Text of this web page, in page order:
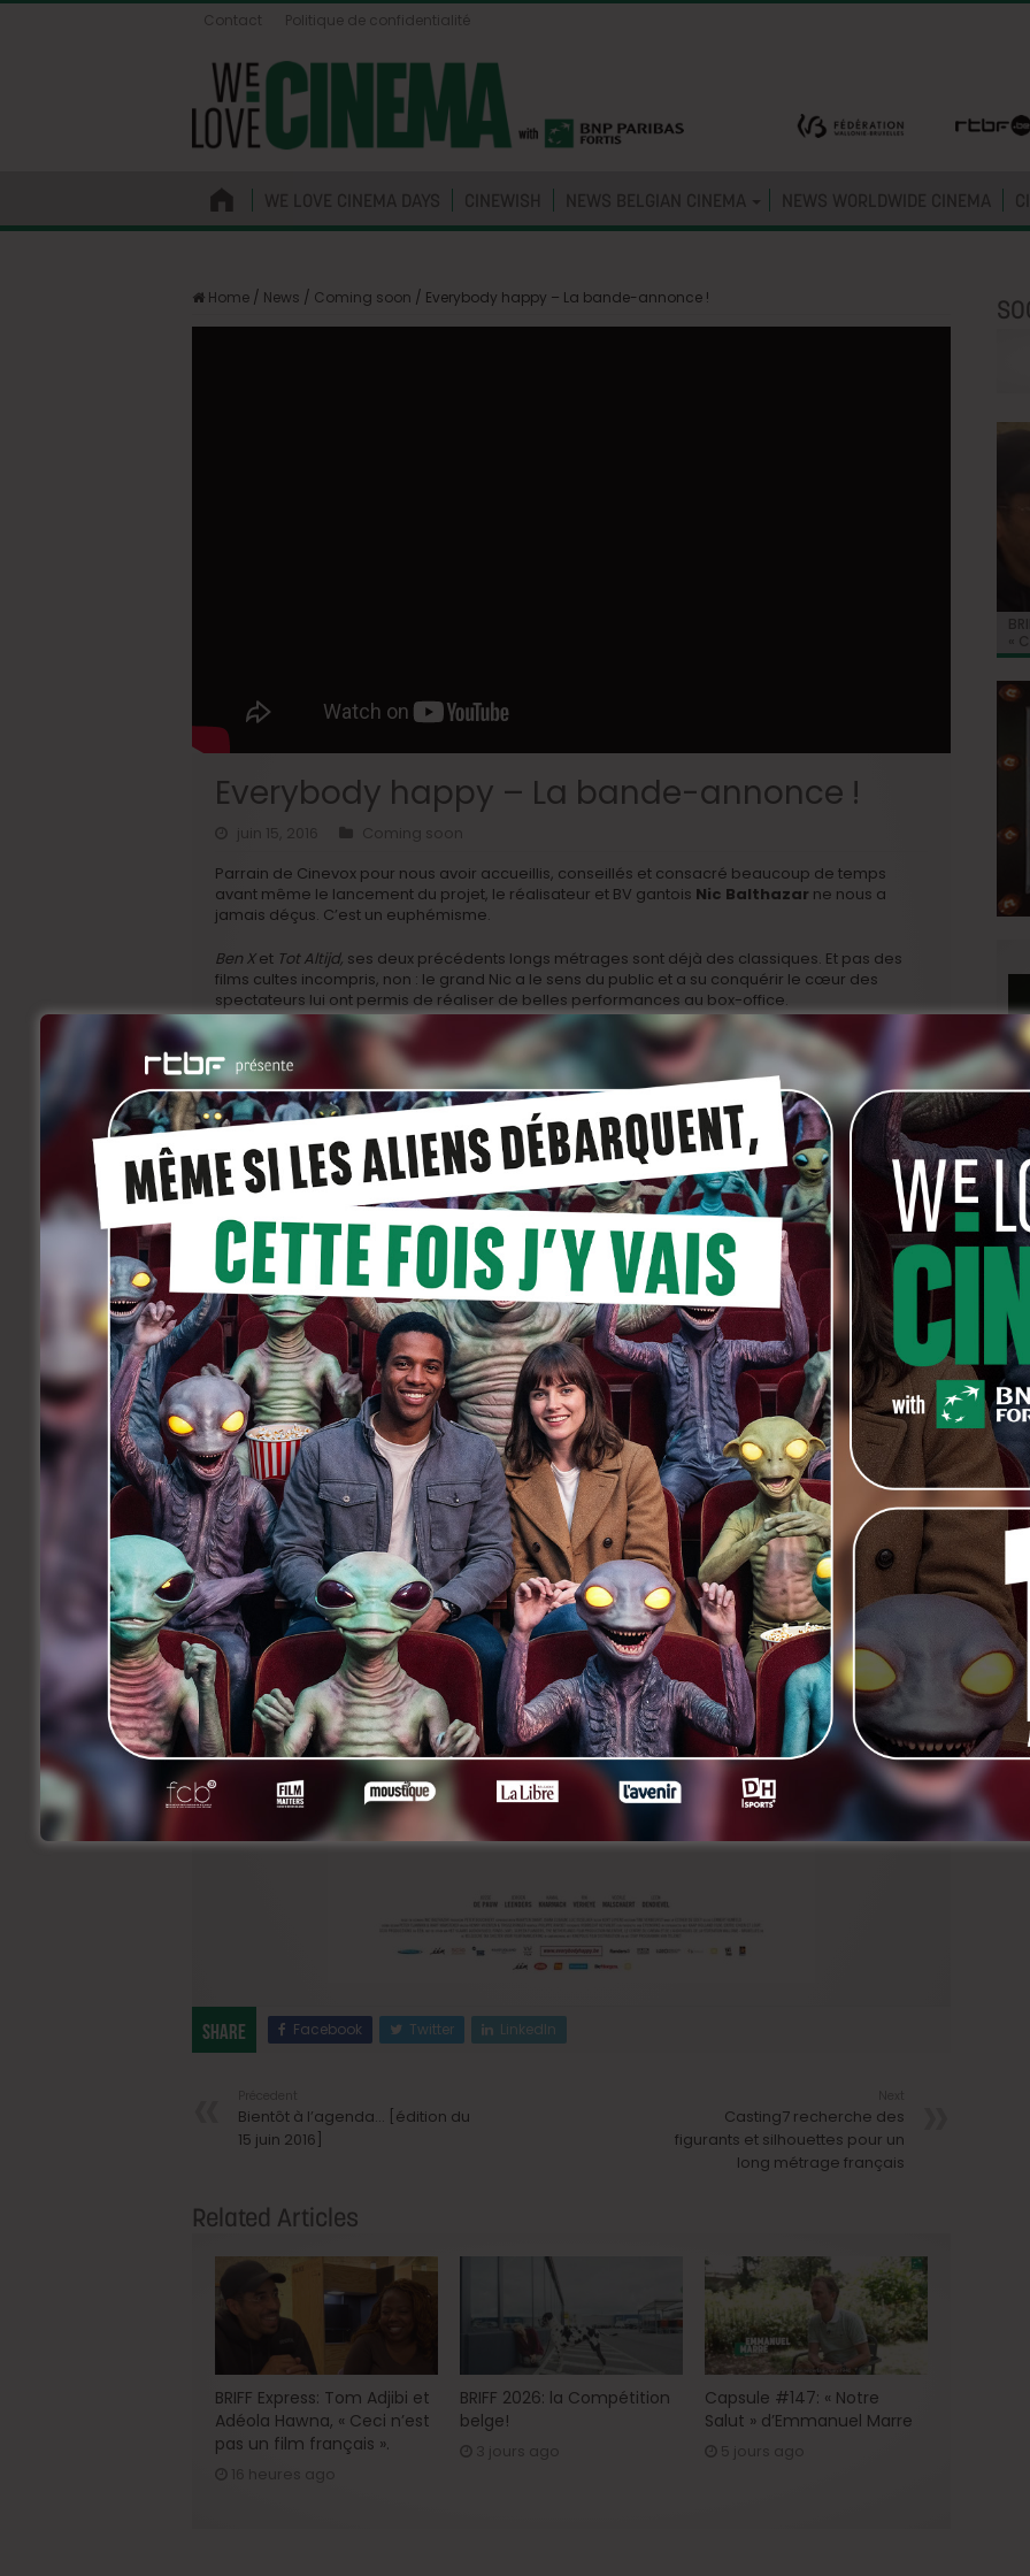
Contact Politique de confidentialité
WE LOVE CINEMA DAYS CINEWISH NEWS BELGIAN CINEMA NEWS WORLDWIDE CINEMA
Home / News / Coming soon / Everybody happy – La bande-annonce !
Everybody happy – La bande-annonce !
juin 15, 2016
Coming soon
Parrain de Cinevox pour nous avoir accueillis, conseillés et consacré beaucoup de temps
avant même le lancement du projet, le réalisateur et BV gantois Nic Balthazar ne nous a
jamais déçus. C’est un euphémisme.
Ben Xet Tot Altijd, ses deux précédents longs métrages sont déjà des classiques. Et pas des
films cultes incompris, non : le grand Nic a le sens du public et a su conquérir le cœur des
spectateurs lui ont permis de réaliser de belles performances au box-office.
PourEverybody happy , il a fait appel àPeter Van Den Begin,qu’on a vu récemment dans
Wasteland
et qui sera aussi prochainement à l’affiche de Kebab Royal
de Brosens et
Woodworth et deDode Hoekde Nabil Ben Yadir; deux longs métrages dans lesquels il tient
également le rôle principal. C’est assez dire qu’il sera le héros de cette fin d’année et du début
2017 au nord du pays.
Peter Van Den Begin incarne ici un comédien de stand-up embarqué dans une tournée avec
une petite troupe. Au bord du surrégime, il commence à avoir des visions et à perdre les
pédales. Le problème étant qu’il doit continuer à faire rire…
Everybody Happy ouvrira la 10e edition du Filmfestival Oostende, vendredi 9 septembre. Il sort
en salle le 28 septembre. Juste entre les BNP Paribas Fortis Film Days et le FIFF.
Share Facebook Twitter LinkedIn
Bientôt à l’agenda… [édition du
15 juin 2016]
Casting7 recherche des
figurants et silhouettes pour un
long métrage français
Related Articles
BRIFF Express: Tom Adjibi et
Adéola Hawna, « Ceci n’est
pas un film français ».
16 heures ago
BRIFF 2026: la Compétition
belge!
3 jours ago
Capsule #147: « Notre
Salut » d’Emmanuel Marre
5 jours ago
«
du
«